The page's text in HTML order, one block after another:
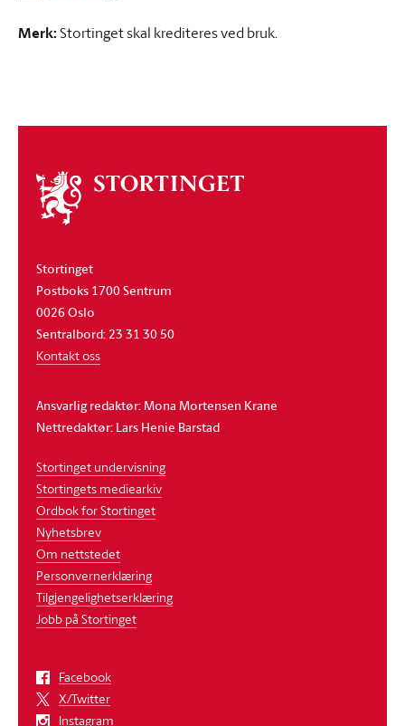
Merk:Stortinget skal krediteres ved bruk.
Om
stortinget
Stortinget
Postboks 1700 Sentrum
0026 Oslo
Sentralbord: 23 31 30 50
Kontakt oss
Ansvarlig redaktør: Mona Mortensen Krane
Nettredaktør: Lars Henie Barstad
Stortinget undervisning
Stortingets mediearkiv
Ordbok for Stortinget
Nyhetsbrev
Om nettstedet
Personvernerklæring
Tilgjengelighetserklæring
Jobb på Stortinget
Facebook
X/Twitter
Instagram